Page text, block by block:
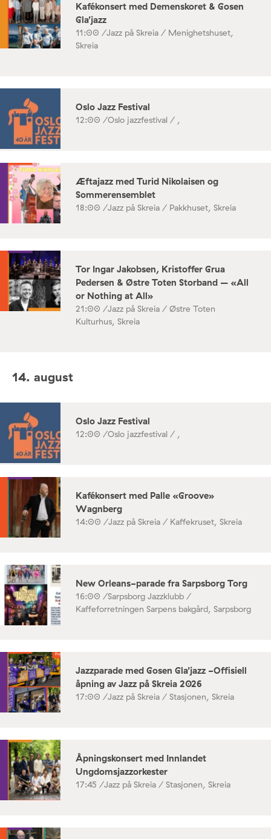
Kafékonsert med Demenskoret & Gosen
Gla’jazz
11:00 /Jazz på Skreia / Menighetshuset,
Skreia
Oslo Jazz Festival
12:00 /Oslo jazzfestival / ,
Æftajazz med Turid Nikolaisen og
Sommerensemblet
18:00 /Jazz på Skreia / Pakkhuset, Skreia
Tor Ingar Jakobsen, Kristoffer Grua
Pedersen & Østre Toten Storband – «All
or Nothing at All»
21:00 /Jazz på Skreia / Østre Toten
Kulturhus, Skreia
14. august
Oslo Jazz Festival
12:00 /Oslo jazzfestival / ,
Kafékonsert med Palle «Groove»
Wagnberg
14:00 /Jazz på Skreia / Kaffekruset, Skreia
New Orleans-parade fra Sarpsborg Torg
16:00 /Sarpsborg Jazzklubb /
Kaffeforretningen Sarpens bakgård, Sarpsborg
Jazzparade med Gosen Gla’jazz -Offisiell
åpning av Jazz på Skreia 2026
17:00 /Jazz på Skreia / Stasjonen, Skreia
Åpningskonsert med Innlandet
Ungdomsjazzorkester
17:45 /Jazz på Skreia / Stasjonen, Skreia